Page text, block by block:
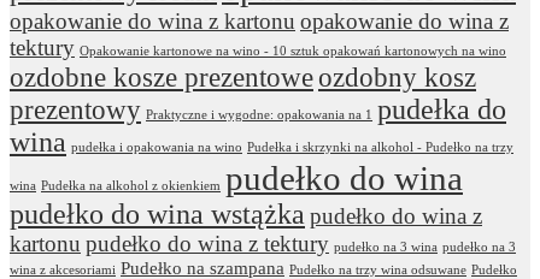
opakowanie do wina z kartonu opakowanie do wina z
tektury Opakowanie kartonowe na wino - 10 sztuk opakowań kartonowych na wino
ozdobne kosze prezentoweozdobny kosz
prezentowy Praktyczne i wygodne: opakowania na 1
pudełka do
wina pudełka i opakowania na wino Pudełka i skrzynki na alkohol - Pudełko na trzy
wina Pudełka na alkohol z okienkiem pudełko do wina
pudełko do wina wstążka pudełko do wina z
kartonu pudełko do wina z tektury pudełko na 3 wina pudełko na 3
wina z akcesoriami Pudełko na szampana Pudełko na trzy wina odsuwane Pudełko